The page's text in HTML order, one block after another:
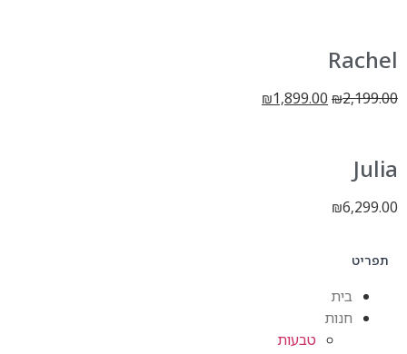
Rachel
₪2,199.00
₪1,899.00
Julia
₪6,299.00
תפריט
בית
חנות
טבעות